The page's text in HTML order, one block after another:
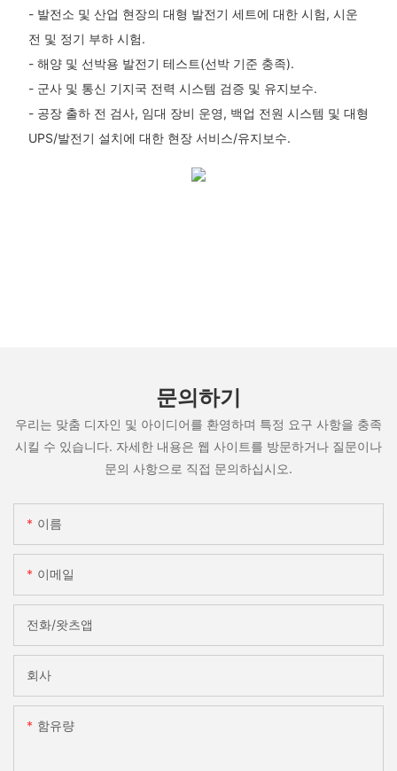
- 발전소 및 산업 현장의 대형 발전기 세트에 대한 시험, 시운
전 및 정기 부하 시험.
- 해양 및 선박용 발전기 테스트(선박 기준 충족).
- 군사 및 통신 기지국 전력 시스템 검증 및 유지보수.
- 공장 출하 전 검사, 임대 장비 운영, 백업 전원 시스템 및 대형
UPS/발전기 설치에 대한 현장 서비스/유지보수.
문의하기
우리는 맞춤 디자인 및 아이디어를 환영하며 특정 요구 사항을 충족
시킬 수 있습니다. 자세한 내용은 웹 사이트를 방문하거나 질문이나
문의 사항으로 직접 문의하십시오.
이름
이메일
전화/왓츠앱
회사
함유량